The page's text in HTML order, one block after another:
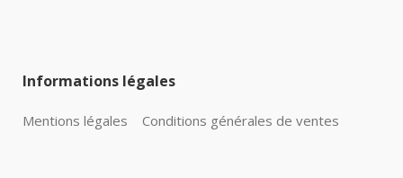
Informations légales
Mentions légales Conditions générales de ventes